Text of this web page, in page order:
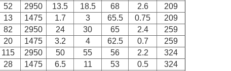
52 2950 13.5 18.5 68 2.6
209
13 1475 1.7 3 65.5 0.75
209
82 2950 24 30 65 2.4
259
20 1475 3.2 4 62.5 0.7
259
115 2950 50 55 56 2.2
324
28 1475 6.5 11 53 0.5
324